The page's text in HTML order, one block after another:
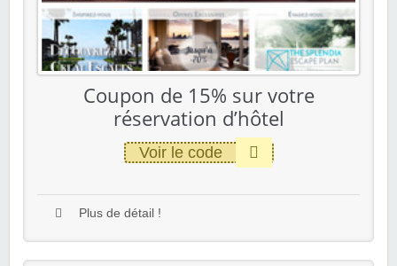
Coupon de 15% sur votre
réservation d’hôtel
Voir le code
Plus de détail !